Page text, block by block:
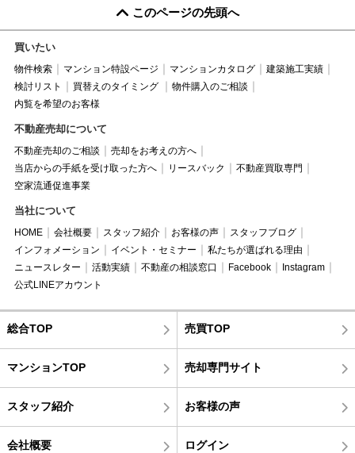
このページの先頭へ
買いたい
物件検索 マンション特設ページ マンションカタログ
建築施工実績
検討リスト
買替えのタイミング
物件購入のご相談
内覧を希望のお客様
不動産売却について
不動産売却のご相談
売却をお考えの方へ
当店からの手紙を受け取った方へ
リースバック
不動産買取専門
空家流通促進事業
当社について
HOME 会社概要 スタッフ紹介 お客様の声
スタッフブログ
インフォメーション
イベント・セミナー
私たちが選ばれる理由
ニュースレター
活動実績 不動産の相談窓口 Facebook
Instagram
公式LINEアカウント
総合TOP 売買TOP
マンションTOP 売却専門サイト
スタッフ紹介 お客様の声
会社概要 ログイン